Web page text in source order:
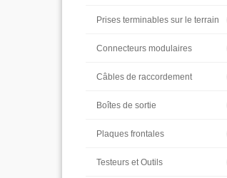
Prises terminables sur le terrain
Connecteurs modulaires
Câbles de raccordement
Boîtes de sortie
Plaques frontales
Testeurs et Outils